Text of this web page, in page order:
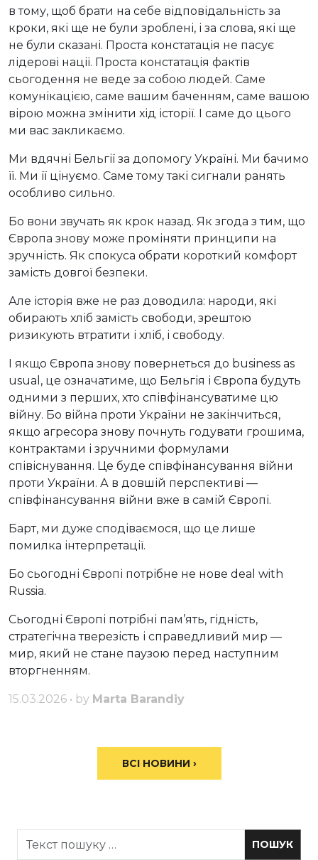
в тому, щоб брати на себе відповідальність за
кроки, які ще не були зроблені, і за слова, які ще
не були сказані. Проста констатація не пасує
лідерові нації. Проста констатація фактів
сьогодення не веде за собою людей. Саме
комунікацією, саме вашим баченням, саме вашою
вірою можна змінити хід історії. І саме до цього
ми вас закликаємо.
Ми вдячні Бельгії за допомогу Україні. Ми бачимо
її. Ми її цінуємо. Саме тому такі сигнали ранять
особливо сильно.
Бо вони звучать як крок назад. Як згода з тим, що
Європа знову може проміняти принципи на
зручність. Як спокуса обрати короткий комфорт
замість довгої безпеки.
Але історія вже не раз доводила: народи, які
обирають хліб замість свободи, зрештою
ризикують втратити і хліб, і свободу.
І якщо Європа знову повернеться до business as
usual, це означатиме, що Бельгія і Європа будуть
одними з перших, хто співфінансуватиме цю
війну. Бо війна проти України не закінчиться,
якщо агресора знову почнуть годувати грошима,
контрактами і зручними формулами
співіснування. Це буде співфінансування війни
проти України. А в довшій перспективі —
співфінансування війни вже в самій Європі.
Барт, ми дуже сподіваємося, що це лише
помилка інтерпретації.
Бо сьогодні Європі потрібне не нове deal with
Russia.
Сьогодні Європі потрібні пам’ять, гідність,
стратегічна тверезість і справедливий мир —
мир, який не стане паузою перед наступним
вторгненням.
15.03.2026 • by Marta Barandiy
ВСІ НОВИНИ ›